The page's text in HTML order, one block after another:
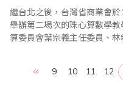
繼台北之後，台灣省商業會
舉辦第二場次的珠心算數學
算委員會葉宗義主任委員、
委員、黃騰誼委員、侯青慧
委員、陳士忠駐會執行顧問、劉廷
9 10 11 12